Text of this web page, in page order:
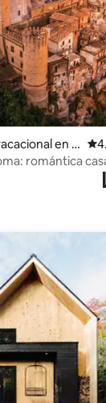
en S
Sassolaromántica
las murallas del